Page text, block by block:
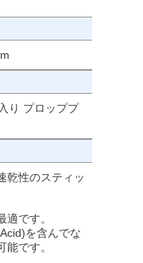
り プロッププ
乾性のスティッ
です。
を含んでな
です。